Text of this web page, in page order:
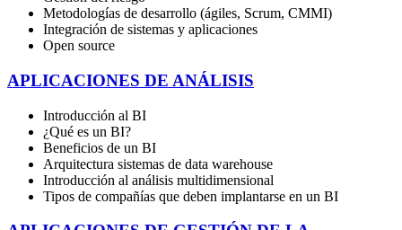
Metodologías de desarrollo (ágiles, Scrum, CMMI)
Integración de sistemas y aplicaciones
Open source
APLICACIONES DE ANÁLISIS
Introducción al BI
¿Qué es un BI?
Beneficios de un BI
Arquitectura sistemas de data warehouse
Introducción al análisis multidimensional
Tipos de compañías que deben implantarse en un BI